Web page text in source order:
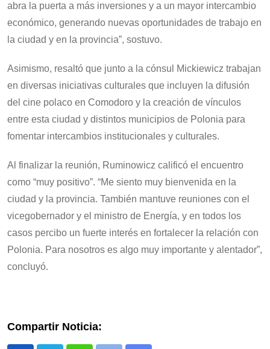
abra la puerta a más inversiones y a un mayor intercambio
económico, generando nuevas oportunidades de trabajo en
la ciudad y en la provincia”, sostuvo.
Asimismo, resaltó que junto a la cónsul Mickiewicz trabajan
en diversas iniciativas culturales que incluyen la difusión
del cine polaco en Comodoro y la creación de vínculos
entre esta ciudad y distintos municipios de Polonia para
fomentar intercambios institucionales y culturales.
Al finalizar la reunión, Ruminowicz calificó el encuentro
como “muy positivo”. “Me siento muy bienvenida en la
ciudad y la provincia. También mantuve reuniones con el
vicegobernador y el ministro de Energía, y en todos los
casos percibo un fuerte interés en fortalecer la relación con
Polonia. Para nosotros es algo muy importante y alentador”,
concluyó.
Compartir Noticia: